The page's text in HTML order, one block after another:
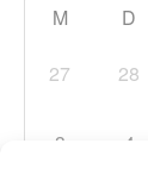
M D
27 28
3 4